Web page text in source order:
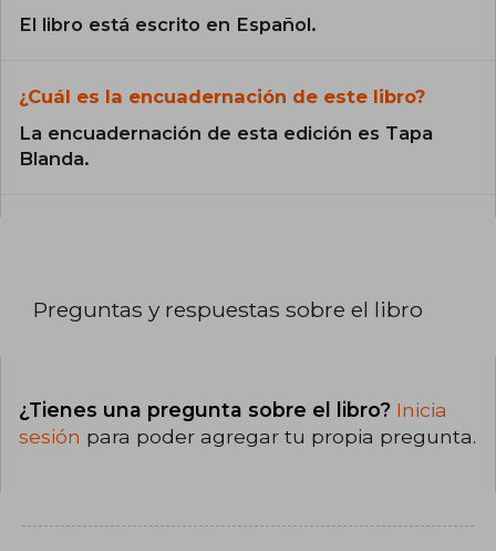
El libro está escrito en Español.
¿Cuál es la encuadernación de este libro?
La encuadernación de esta edición es Tapa
Blanda.
Preguntas y respuestas sobre el libro
¿Tienes una pregunta sobre el libro? Inicia
sesión para poder agregar tu propia pregunta.